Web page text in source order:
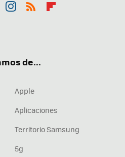
de...
Apple
Aplicaciones
Territorio Samsung
5g